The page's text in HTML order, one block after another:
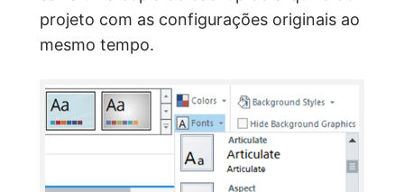
projeto com as configurações originais ao
mesmo tempo.